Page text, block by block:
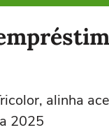
alinha
2025